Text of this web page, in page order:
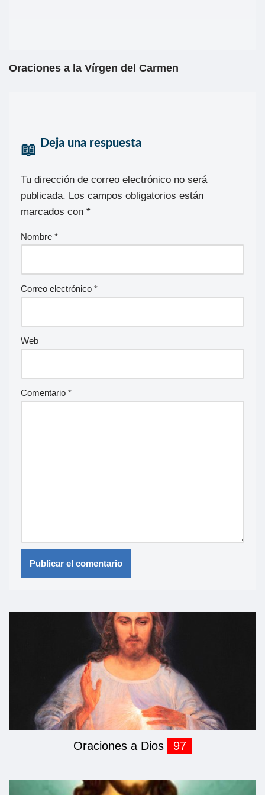
Oraciones a la Vírgen del Carmen
Deja una respuesta
Tu dirección de correo electrónico no será
publicada. Los campos obligatorios están
marcados con *
Nombre *
Correo electrónico *
Web
Comentario *
Oraciones a Dios 97